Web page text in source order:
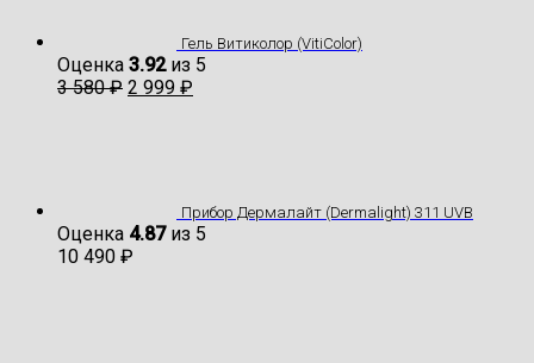
Гель Витиколор (VitiColor)
Оценка 3.92из 5
3 580₽ 2 999 ₽
Прибор Дермалайт (Dermalight) 311 UVB
Оценка 4.87из 5
10 490 ₽